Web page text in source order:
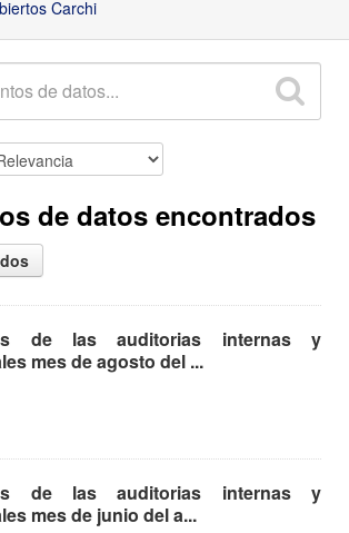
Carchi
de datos encontrados
de las auditorias internas y
mes de agosto del ...
de las auditorias internas y
mes de junio del a...